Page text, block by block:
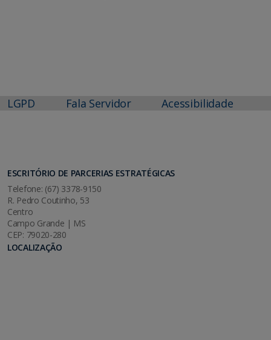
LGPD Fala Servidor Acessibilidade
ESCRITÓRIO DE PARCERIAS ESTRATÉGICAS
Telefone: (67) 3378-9150
R. Pedro Coutinho, 53
Centro
Campo Grande | MS
CEP: 79020-280
LOCALIZAÇÃO